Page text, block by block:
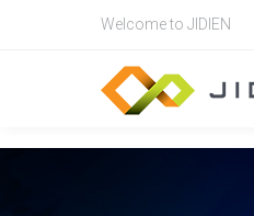
Welcome to JIDIEN